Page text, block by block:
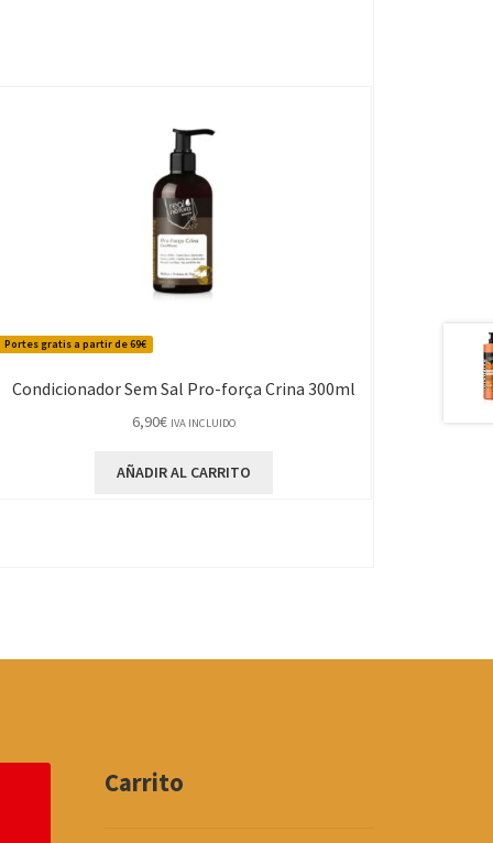
Portes gratis a partir de 69€
Condicionador Sem Sal Pro-força Crina 300ml
6,90€ IVA INCLUIDO
AÑADIR AL CARRITO
Carrito